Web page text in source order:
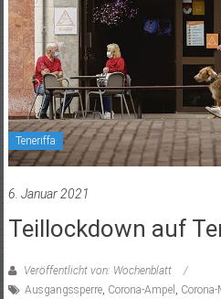
Teneriffa
6. Januar 2021
Teillockdown auf
Veröffentlicht von: Wochenblatt
Ausgangssperre, Corona-Ampel ,